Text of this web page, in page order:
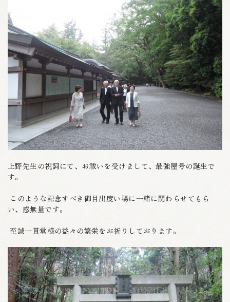
上野先生の祝詞にて、お祓いを受けまして、最強屋号の誕生で
す。
このような記念すべき御目出度い場に一緒に関わらせてもら
い、感無量です。
至誠一貫堂様の益々の繁栄をお祈りしております。